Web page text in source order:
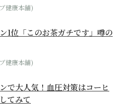
健康本舗)
1位「このお茶ガチです」噂の
健康本舗)
で大人気！血圧対策はコーヒ
てみて